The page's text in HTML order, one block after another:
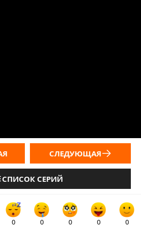
СПИСОК СЕРИЙ
СЛЕДУЮЩАЯ
0 0 0 0 0